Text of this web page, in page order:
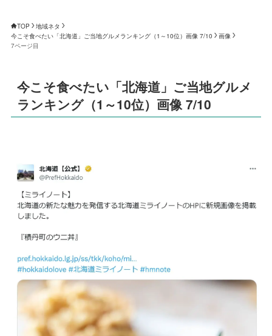
TOP
地域ネタ
今こそ食べたい「北海道」ご当地グルメランキング（1～10位）画像 7/10
画像
7ページ目
今こそ食べたい「北海道」ご当地グルメ
ランキング（1～10位）画像 7/10